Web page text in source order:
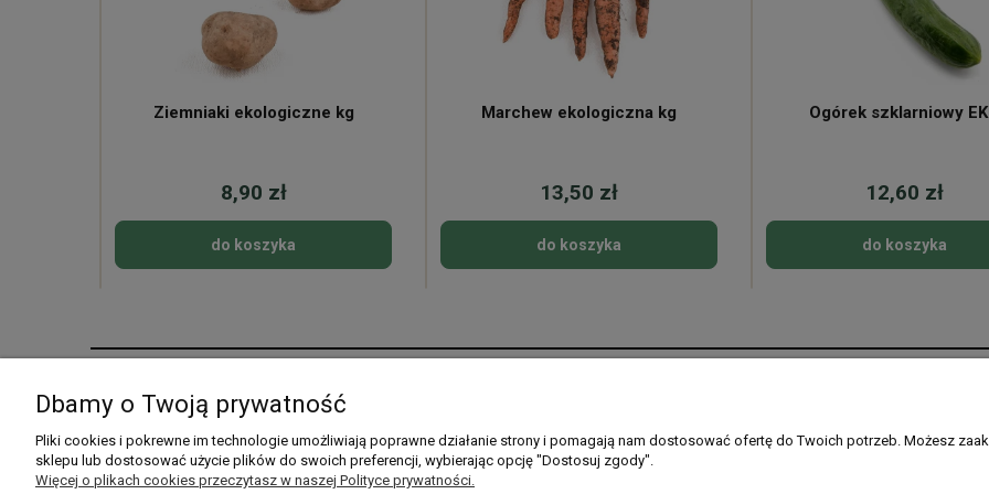
Ziemniaki ekologiczne kg
8,90 zł
do koszyka
Marchew ekologiczna kg
13,50 zł
do koszyka
Ogórek szklarniowy
12,60 zł
do koszyka
Pomoc
Pytania i odpowiedzi
Listy zakupowe
Twoje zamówienia
Ustawienia konta
Formy płatności
Gdzie dostarczamy
Regulamin sklepu
Dbamy o Twoją prywatność
Pliki cookies i pokrewne im technologie umożliwiają poprawne działanie strony i pomagają nam dostosować ofertę do Twoich potrzeb. Możesz
sklepu lub dostosować użycie plików do swoich preferencji, wybierając opcję "Dostosuj zgody".
Więcej o plikach cookies przeczytasz w naszej Polityce prywatności.